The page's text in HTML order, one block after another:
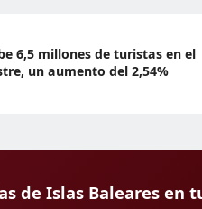
6,5 millones de turistas en el
un aumento del 2,54%
de Islas Baleares en